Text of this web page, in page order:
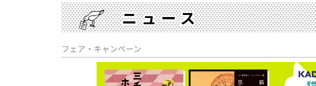
ニュース
フェア・キャンペーン